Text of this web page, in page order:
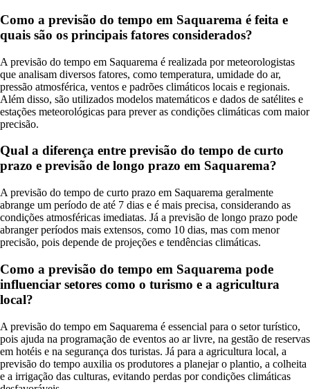
Como a previsão do tempo em Saquarema é feita e
quais são os principais fatores considerados?
A previsão do tempo em Saquarema é realizada por meteorologistas
que analisam diversos fatores, como temperatura, umidade do ar,
pressão atmosférica, ventos e padrões climáticos locais e regionais.
Além disso, são utilizados modelos matemáticos e dados de satélites e
estações meteorológicas para prever as condições climáticas com maior
precisão.
Qual a diferença entre previsão do tempo de curto
prazo e previsão de longo prazo em Saquarema?
A previsão do tempo de curto prazo em Saquarema geralmente
abrange um período de até 7 dias e é mais precisa, considerando as
condições atmosféricas imediatas. Já a previsão de longo prazo pode
abranger períodos mais extensos, como 10 dias, mas com menor
precisão, pois depende de projeções e tendências climáticas.
Como a previsão do tempo em Saquarema pode
influenciar setores como o turismo e a agricultura
local?
A previsão do tempo em Saquarema é essencial para o setor turístico,
pois ajuda na programação de eventos ao ar livre, na gestão de reservas
em hotéis e na segurança dos turistas. Já para a agricultura local, a
previsão do tempo auxilia os produtores a planejar o plantio, a colheita
e a irrigação das culturas, evitando perdas por condições climáticas